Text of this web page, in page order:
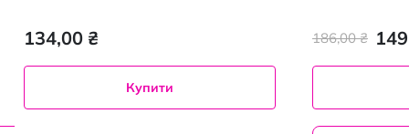
134,00 ₴
Купити
186,00 ₴